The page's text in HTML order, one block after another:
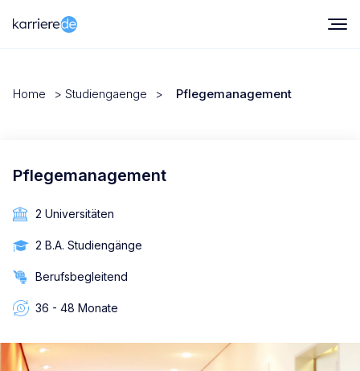
Home > Studiengaenge > Pflegemanagement
Pflegemanagement
2 Universitäten
2 B.A. Studiengänge
Berufsbegleitend
36 - 48 Monate